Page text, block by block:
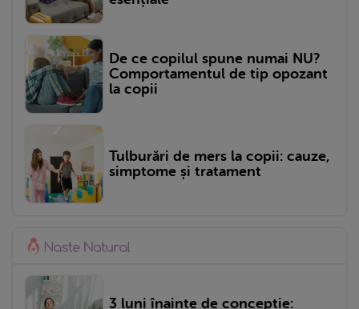
De ce copilul spune numai NU?
Comportamentul de tip opozant
la copii
Tulburări de mers la copii: cauze,
simptome și tratament
3 luni înainte de concepție: